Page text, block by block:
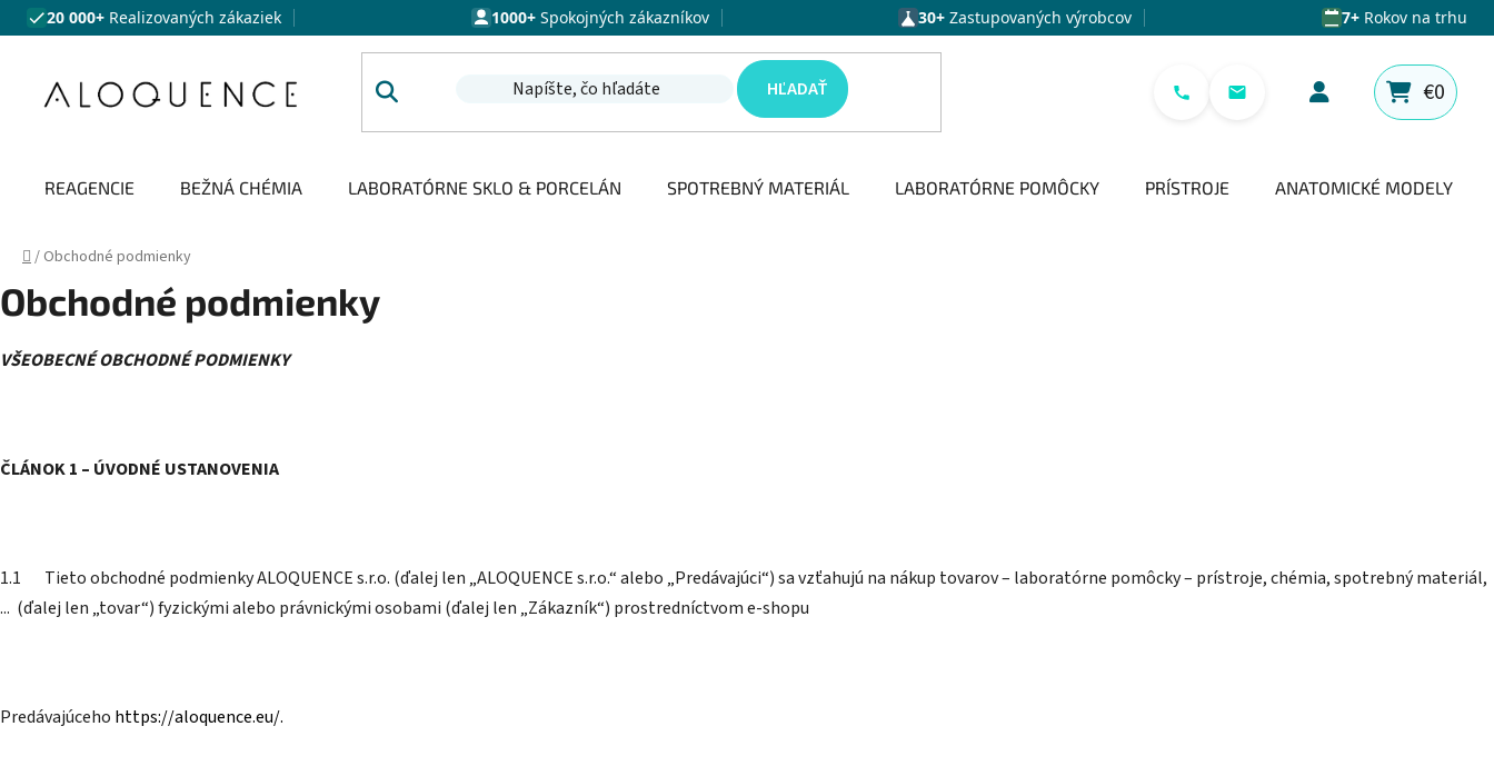
Prejsť na obsah
20 000+ Realizovaných zákaziek 1000+Spokojných zákazníkov 30+ Zastupovaných výrobcov 7+Rokov na trhu
HĽADAŤ
NÁKUPNÝ
€0
REAGENCIE BEŽNÁ CHÉMIA LABORATÓRNE SKLO & PORCELÁN SPOTREBNÝ MATERIÁL LABORATÓRNE POMÔCKY PRÍSTROJE ANATOMICKÉ MODELY
Domov
/ Obchodné podmienky
Obchodné podmienky
VŠEOBECNÉ OBCHODNÉ PODMIENKY
ČLÁNOK 1 – ÚVODNÉ USTANOVENIA
1.1 Tieto obchodné podmienky ALOQUENCE s.r.o. (ďalej len „ALOQUENCE s.r.o.“ alebo „Predávajúci“) sa vzťahujú na nákup tovarov – laboratórne pomôcky – prístroje, chémia, spotrebný materiál,
... (ďalej len „tovar“) fyzickými alebo právnickými osobami (ďalej len „Zákazník“) prostredníctvom e-shopu
Predávajúceho https://aloquence.eu/.